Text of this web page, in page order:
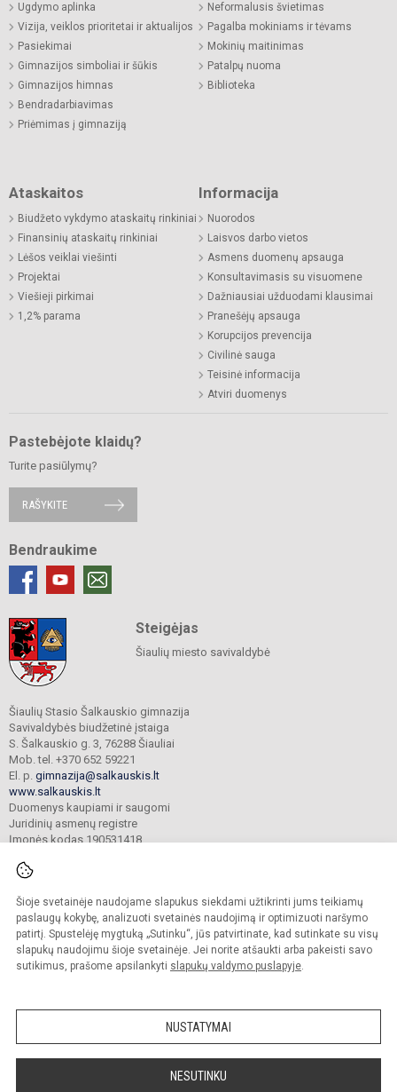
Šioje svetainėje naudojame slapukus siekdami užtikrinti jums teikiamų
paslaugų kokybę, analizuoti svetainės naudojimą ir optimizuoti naršymo
patirtį. Spustelėję mygtuką „Sutinku“, jūs patvirtinate, kad sutinkate su visų
slapukų naudojimu šioje svetainėje. Jei norite atšaukti arba pakeisti savo
sutikimus, prašome apsilankyti slapukų valdymo puslapyje.
NUSTATYMAI
NESUTINKU
Ugdymo aplinka
Vizija, veiklos prioritetai ir aktualijos
Pasiekimai
Gimnazijos simboliai ir šūkis
Gimnazijos himnas
Bendradarbiavimas
Priėmimas į gimnaziją
Neformalusis švietimas
Pagalba mokiniams ir tėvams
Mokinių maitinimas
Patalpų nuoma
Biblioteka
Ataskaitos
Biudžeto vykdymo ataskaitų rinkiniai
Finansinių ataskaitų rinkiniai
Lėšos veiklai viešinti
Projektai
Viešieji pirkimai
1,2% parama
Informacija
Nuorodos
Laisvos darbo vietos
Asmens duomenų apsauga
Konsultavimasis su visuomene
Dažniausiai užduodami klausimai
Pranešėjų apsauga
Korupcijos prevencija
Civilinė sauga
Teisinė informacija
Atviri duomenys
Pastebėjote klaidų?
Turite pasiūlymų?
RAŠYKITE
Bendraukime
Steigėjas
Šiaulių miesto savivaldybė
Šiaulių Stasio Šalkauskio gimnazija
Savivaldybės biudžetinė įstaiga
S. Šalkauskio g. 3, 76288 Šiauliai
Mob. tel. +370 652 59221
El. p. gimnazija@salkauskis.lt
www.salkauskis.lt
Duomenys kaupiami ir saugomi
Juridinių asmenų registre
Įmonės kodas 190531418
© 2024. Šiaulių Stasio Šalkauskio gimnazija. Visos teisės saugomos.
Kopijuoti turinį be raštiško gimnazijos sutikimo griežtai draudžiama.
Prieinamumo paraiška Slapukų valdymas
Sumanus būdas atnaujinti